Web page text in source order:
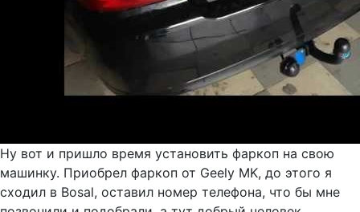
Ну вот и пришло время установить фаркоп на свою
машинку. Приобрел фаркоп от Geely MK, до этого я
сходил в Bosal, оставил номер телефона, что бы мне